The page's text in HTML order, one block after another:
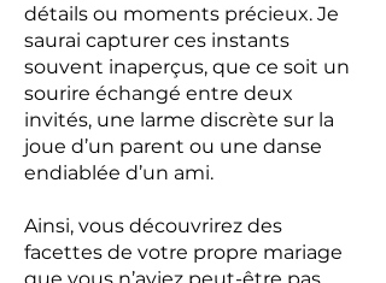
détails ou moments précieux. Je
saurai capturer ces instants
souvent inaperçus, que ce soit un
sourire échangé entre deux
invités, une larme discrète sur la
joue d’un parent ou une danse
endiablée d’un ami.
Ainsi, vous découvrirez des
facettes de votre propre mariage